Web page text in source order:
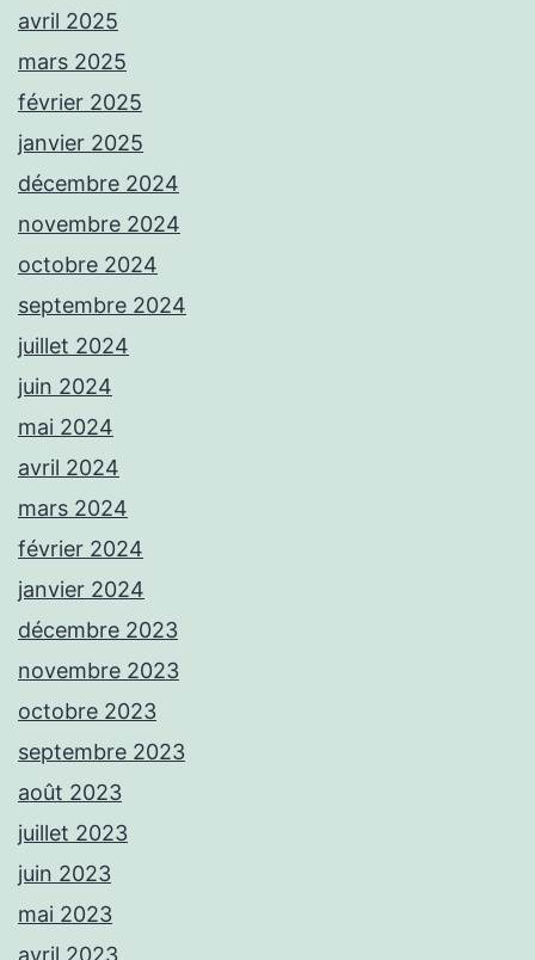
avril 2025
mars 2025
février 2025
janvier 2025
décembre 2024
novembre 2024
octobre 2024
septembre 2024
juillet 2024
juin 2024
mai 2024
avril 2024
mars 2024
février 2024
janvier 2024
décembre 2023
novembre 2023
octobre 2023
septembre 2023
août 2023
juillet 2023
juin 2023
mai 2023
avril 2023